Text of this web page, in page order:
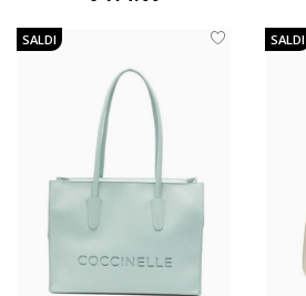
SALDI SALDI